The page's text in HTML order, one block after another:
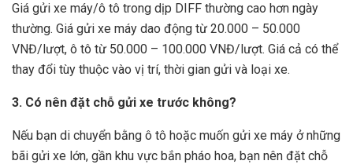
Giá gửi xe máy/ô tô trong dịp DIFF thường cao hơn ngày
thường. Giá gửi xe máy dao động từ 20.000 – 50.000
VNĐ/lượt, ô tô từ 50.000 – 100.000 VNĐ/lượt. Giá cả có thể
thay đổi tùy thuộc vào vị trí, thời gian gửi và loại xe.
3. Có nên đặt chỗ gửi xe trước không?
Nếu bạn di chuyển bằng ô tô hoặc muốn gửi xe máy ở những
bãi gửi xe lớn, gần khu vực bắn pháo hoa, bạn nên đặt chỗ